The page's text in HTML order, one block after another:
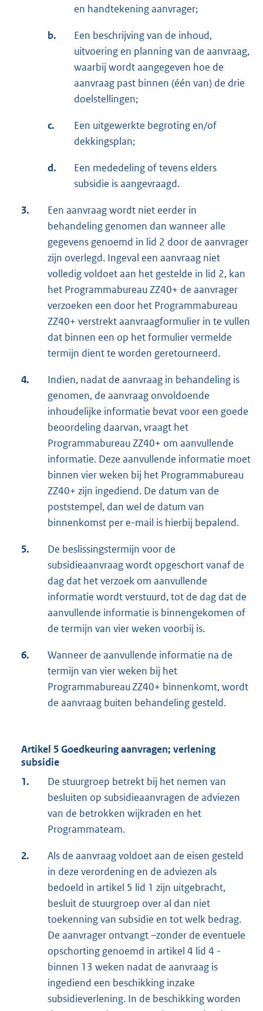
en handtekening aanvrager;
b.
Een beschrijving van de inhoud,
uitvoering en planning van de aanvraag,
waarbij wordt aangegeven hoe de
aanvraag past binnen (één van) de drie
doelstellingen;
c.
Een uitgewerkte begroting en/of
dekkingsplan;
d.
Een mededeling of tevens elders
subsidie is aangevraagd.
3.
Een aanvraag wordt niet eerder in
behandeling genomen dan wanneer alle
gegevens genoemd in lid 2 door de aanvrager
zijn overlegd. Ingeval een aanvraag niet
volledig voldoet aan het gestelde in lid 2, kan
het Programmabureau ZZ40+ de aanvrager
verzoeken een door het Programmabureau
ZZ40+ verstrekt aanvraagformulier in te vullen
dat binnen een op het formulier vermelde
termijn dient te worden geretourneerd.
4.
Indien, nadat de aanvraag in behandeling is
genomen, de aanvraag onvoldoende
inhoudelijke informatie bevat voor een goede
beoordeling daarvan, vraagt het
Programmabureau ZZ40+ om aanvullende
informatie. Deze aanvullende informatie moet
binnen vier weken bij het Programmabureau
ZZ40+ zijn ingediend. De datum van de
poststempel, dan wel de datum van
binnenkomst per e-mail is hierbij bepalend.
5.
De beslissingstermijn voor de
subsidieaanvraag wordt opgeschort vanaf de
dag dat het verzoek om aanvullende
informatie wordt verstuurd, tot de dag dat de
aanvullende informatie is binnengekomen of
de termijn van vier weken voorbij is.
6.
Wanneer de aanvullende informatie na de
termijn van vier weken bij het
Programmabureau ZZ40+ binnenkomt, wordt
de aanvraag buiten behandeling gesteld.
Artikel 5 Goedkeuring aanvragen; verlening
subsidie
1.
De stuurgroep betrekt bij het nemen van
besluiten op subsidieaanvragen de adviezen
van de betrokken wijkraden en het
Programmateam.
2.
Als de aanvraag voldoet aan de eisen gesteld
in deze verordening en de adviezen als
bedoeld in artikel 5 lid 1 zijn uitgebracht,
besluit de stuurgroep over al dan niet
toekenning van subsidie en tot welk bedrag.
De aanvrager ontvangt –zonder de eventuele
opschorting genoemd in artikel 4 lid 4 -
binnen 13 weken nadat de aanvraag is
ingediend een beschikking inzake
subsidieverlening. In de beschikking worden